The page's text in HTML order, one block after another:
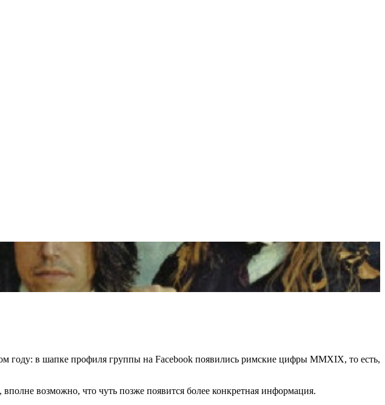
году: в шапке профиля группы на Facebook появились римские цифры MMXIX, то есть,
возможно, что чуть позже появится более конкретная информация.